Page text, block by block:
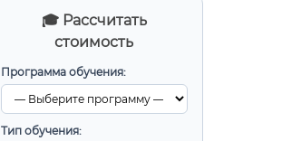
🎓 Рассчитать
стоимость
Программа обучения:
Тип обучения: